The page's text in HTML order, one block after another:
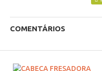
COMENTÁRIOS